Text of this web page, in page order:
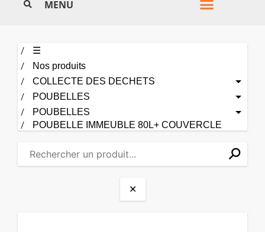
☰
Nos produits
COLLECTE DES DECHETS
POUBELLES
POUBELLES
POUBELLE IMMEUBLE 80L+ COUVERCLE
✕⚲
✕